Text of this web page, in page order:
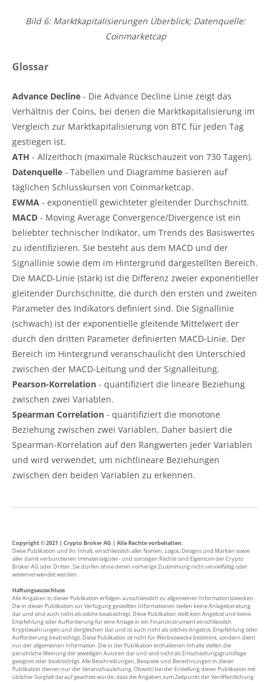
Bild 6: Marktkapitalisierungen Überblick; Datenquelle:
Coinmarketcap
Glossar
Advance Decline - Die Advance Decline Linie zeigt das
Verhältnis der Coins, bei denen die Marktkapitalisierung im
Vergleich zur Marktkapitalisierung von BTC für jeden Tag
gestiegen ist.
ATH - Allzeithoch (maximale Rückschauzeit von 730 Tagen).
Datenquelle - Tabellen und Diagramme basieren auf
täglichen Schlusskursen von Coinmarketcap.
EWMA - exponentiell gewichteter gleitender Durchschnitt.
MACD - Moving Average Convergence/Divergence ist ein
beliebter technischer Indikator, um Trends des Basiswertes
zu identifizieren. Sie besteht aus dem MACD und der
Signallinie sowie dem im Hintergrund dargestellten Bereich.
Die MACD-Linie (stark) ist die Differenz zweier exponentieller
gleitender Durchschnitte, die durch den ersten und zweiten
Parameter des Indikators definiert sind. Die Signallinie
(schwach) ist der exponentielle gleitende Mittelwert der
durch den dritten Parameter definierten MACD-Linie. Der
Bereich im Hintergrund veranschaulicht den Unterschied
zwischen der MACD-Leitung und der Signalleitung.
Pearson-Korrelation - quantifiziert die lineare Beziehung
zwischen zwei Variablen.
Spearman Correlation - quantifiziert die monotone
Beziehung zwischen zwei Variablen. Daher basiert die
Spearman-Korrelation auf den Rangwerten jeder Variablen
und wird verwendet, um nichtlineare Beziehungen
zwischen den beiden Variablen zu erkennen.
Copyright © 2021 | Crypto Broker AG | Alle Rechte vorbehalten.
Diese Publikation und ihr Inhalt, einschliesslich aller Namen, Logos, Designs und Marken sowie
aller damit verbundenen Immaterialgüter- und sonstigen Rechte sind Eigentum der Crypto
Broker AG oder Dritter. Sie dürfen ohne deren vorherige Zustimmung nicht vervielfältig oder
weiterverwendet werden.
Haftungsausschluss
Alle Angaben in dieser Publikation erfolgen ausschliesslich zu allgemeinen Informationszwecken.
Die in dieser Publikation zur Verfügung gestellten Informationen stellen keine Anlageberatung
dar und sind auch nicht als solche beabsichtigt. Diese Publikation stellt kein Angebot und keine
Empfehlung oder Aufforderung für eine Anlage in ein Finanzinstrument einschliesslich
Kryptowährungen und dergleichen dar und ist auch nicht als solches Angebot, Empfehlung oder
Aufforderung beabsichtigt. Diese Publikation ist nicht für Werbezwecke bestimmt, sondern dient
nur der allgemeinen Information. Die in der Publikation enthaltenen Inhalte stellen die
persönliche Meinung der jeweiligen Autoren dar und sind nicht als Entscheidungsgrundlage
geeignet oder beabsichtigt. Alle Beschreibungen, Beispiele und Berechnungen in dieser
Publikation dienen nur der Veranschaulichung. Obwohl bei der Erstellung dieser Publikation mit
üblicher Sorgfalt darauf geachtet wurde, dass die Angaben zum Zeitpunkt der Veröffentlichung